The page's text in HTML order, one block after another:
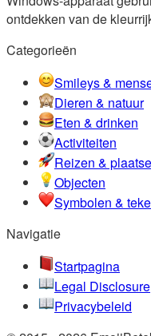
ontdekken van de
Categorieën
Smileys &
Dieren & natuur
Eten & drinken
Activiteiten
Reizen &
Objecten
Symbolen &
Navigatie
Startpagina
Legal Disclosure
Privacybeleid